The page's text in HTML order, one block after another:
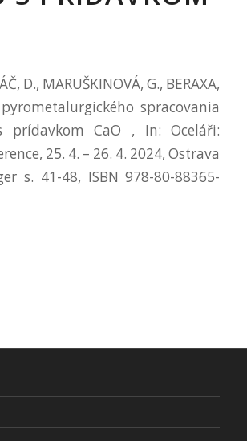
D., MARUŠKINOVÁ, G., BERAXA,
spracovania
prídavkom CaO , In: Oceláři:
25. 4. – 26. 4. 2024, Ostrava
s. 41-48, ISBN 978-80-88365-